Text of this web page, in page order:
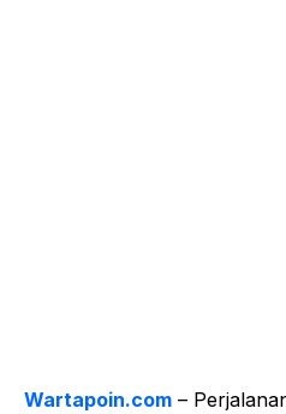
Wartapoin.com –